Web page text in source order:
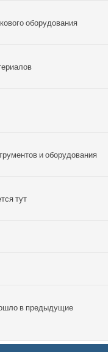
оборудования
и оборудования
тут
в предыдущие